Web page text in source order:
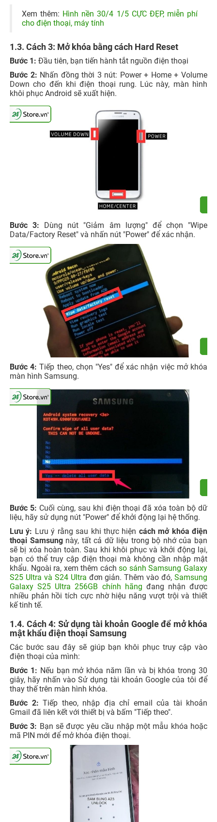
Xem thêm: Hình nền 30/4 1/5 CỰC ĐẸP, miễn phí
cho điện thoại, máy tính
1.3. Cách 3: Mở khóa bằng cách Hard Reset
Bước 1: Đầu tiên, bạn tiến hành tắt nguồn điện thoại
Bước 2: Nhấn đồng thời 3 nút: Power + Home + Volume
Down cho đến khi điện thoại rung. Lúc này, màn hình
khôi phục Android sẽ xuất hiện.
Bước 3: Dùng nút "Giảm âm lượng" để chọn "Wipe
Data/Factory Reset" và nhấn nút "Power" để xác nhận.
Bước 4:Tiếp theo, chọn "Yes" để xác nhận việc mở khóa
màn hình Samsung.
Bước 5: Cuối cùng, sau khi điện thoại đã xóa toàn bộ dữ
liệu, hãy sử dụng nút "Power" để khởi động lại hệ thống.
Lưu ý: Lưu ý rằng sau khi thực hiện cách mở khóa điện
thoại Samsungnày, tất cả dữ liệu trong bộ nhớ của bạn
sẽ bị xóa hoàn toàn. Sau khi khôi phục và khởi động lại,
bạn có thể truy cập điện thoại mà không cần nhập mật
khẩu. Ngoài ra, xem thêm cáchso sánh Samsung Galaxy
S25 Ultra và S24 Ultra đơn giản. Thêm vào đó,Samsung
Galaxy S25 Ultra 256GB chính hãng đang nhận được
nhiều phản hồi tích cực nhờ hiệu năng vượt trội và thiết
kế tinh tế.
1.4. Cách 4: Sử dụng tài khoản Google để mở khóa
mật khẩu điện thoại Samsung
Các bước sau đây sẽ giúp bạn khôi phục truy cập vào
điện thoại của mình:
Bước 1: Nếu bạn mở khóa năm lần và bị khóa trong 30
giây, hãy nhấn vào Sử dụng tài khoản Google của tôi để
thay thế trên màn hình khóa.
Bước 2: Tiếp theo, nhập địa chỉ email của tài khoản
Gmail đã liên kết với thiết bị và bấm "Tiếp theo".
Bước 3: Bạn sẽ được yêu cầu nhập một mẫu khóa hoặc
mã PIN mới để mở khóa điện thoại.